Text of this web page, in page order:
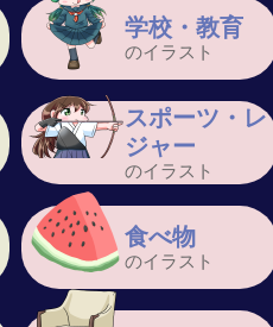
学校・教育
のイラスト
スポーツ・レ
ジャー
のイラスト
食べ物
のイラスト